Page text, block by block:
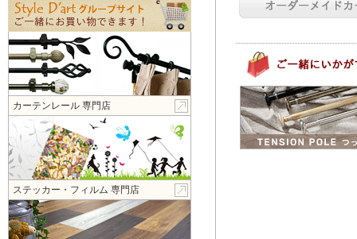
カーテンレール 専門店
ステッカー・フィルム 専門店